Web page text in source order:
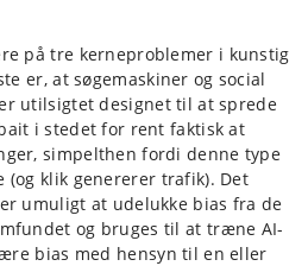
på tre kerneproblemer i kunstig
er, at søgemaskiner og social
utilsigtet designet til at sprede
i stedet for rent faktisk at
simpelthen fordi denne type
klik genererer trafik). Det
umuligt at udelukke bias fra de
og bruges til at træne AI-
bias med hensyn til en eller